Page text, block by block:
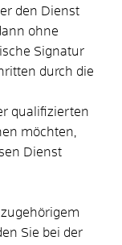
den Dienst
ohne
Signatur
durch die
qualifizierten
möchten,
Dienst
Sie bei der